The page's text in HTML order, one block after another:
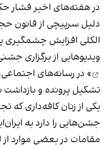
در هفته‌های اخیر فشار
دلیل سرپیچی از قانون
الکلی افزایش چشمگیری
ویدیوهایی از برگزاری
» در رسانه‌های
تشکیل پرونده و بازداشت
یکی از زنان کافه‌داری که
جشن‌هایی را دارد به
مقامات در بعضی موارد